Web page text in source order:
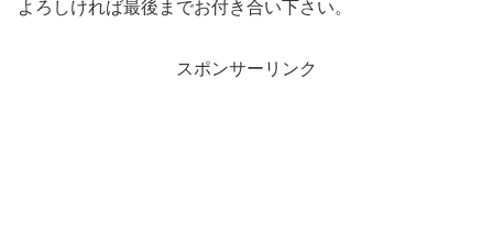
よろしければ最後までお付き合い下さい。
スポンサーリンク